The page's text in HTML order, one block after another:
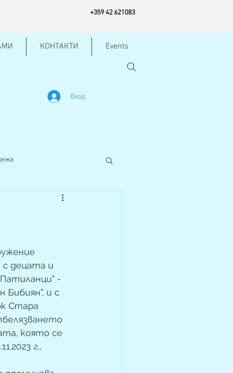
+359 42 621083
КОНТАКТИ Events
Вход
с децата и
-
Бибиян", и с
Стара
която се
г.,